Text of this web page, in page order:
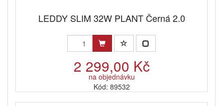
LEDDY SLIM 32W PLANT Černá 2.0
2 299,00 Kč
na objednávku
Kód: 89532